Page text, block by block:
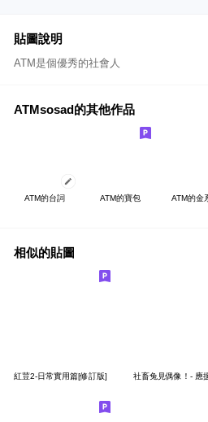
貼圖說明
ATM是個優秀的社會人
ATMsosad的其他作品
ATM的台詞 ATM的寶包 ATM的金
相似的貼圖
紅荳2-日常實用篇[修訂版]